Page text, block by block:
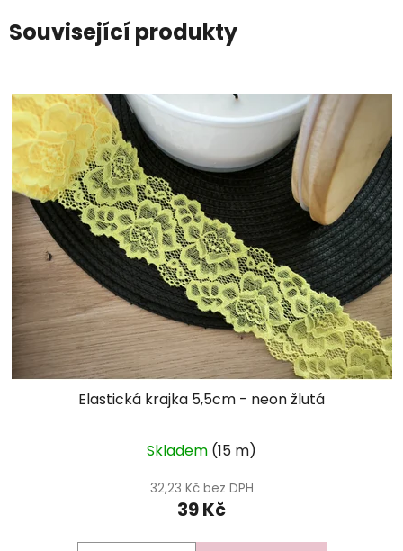
Související produkty
Elastická krajka 5,5cm - neon žlutá
Skladem (15 m)
32,23 Kč bez DPH
39 Kč